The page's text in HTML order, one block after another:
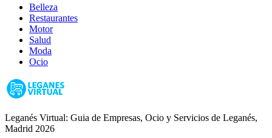
Belleza
Restaurantes
Motor
Salud
Moda
Ocio
Leganés Virtual: Guia de Empresas, Ocio y Servicios de Leganés,
Madrid 2026